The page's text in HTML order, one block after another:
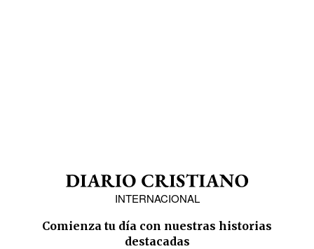
INTERNACIONAL
Comienza tu día con nuestras historias
destacadas